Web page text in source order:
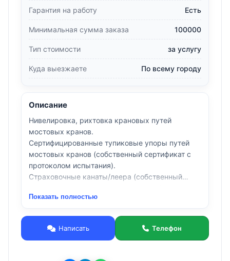
Гарантия на работу Есть
Минимальная сумма заказа 100000
Тип стоимости за услугу
Куда выезжаете По всему городу
Описание
Нивелировка, рихтовка крановых путей
мостовых кранов.
Сертифицированные тупиковые упоры путей
мостовых кранов (собственный сертификат с
протоколом испытания).
Страховочные канаты/леера (собственный
Покраска козловых, мостовых кранов.
Окраска портальных кранов.
Исполнительная документация.
Показать полностью
Написать Телефон